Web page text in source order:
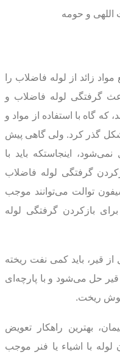
اللهی و حومه
زائد از لوله فاضلاب را
گرفتگی لوله فاضلاب و
گاه با استفاده از مواد و
گذر کرد. ولی گاهی پیش
اینجاستکه باید با
گرفتگی لوله فاضلاب
توالت می‌توانند موجب
بازکردن گرفتگی لوله
قیر، باید کمی نفت ریخته
حل می‌شود و با پارچه‌ای
ریخت.
بهترین راهکار تعویض
با اشیاء یا فنر موجب